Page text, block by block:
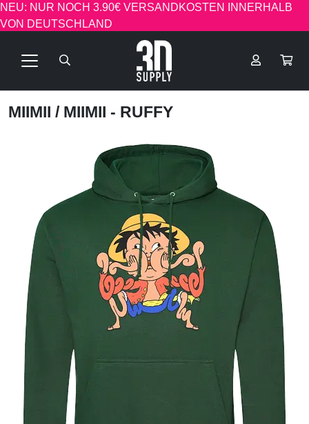
NEU: NUR NOCH 3.90€ VERSANDKOSTEN INNERHALB
VON DEUTSCHLAND
MIIMII / MIIMII - RUFFY